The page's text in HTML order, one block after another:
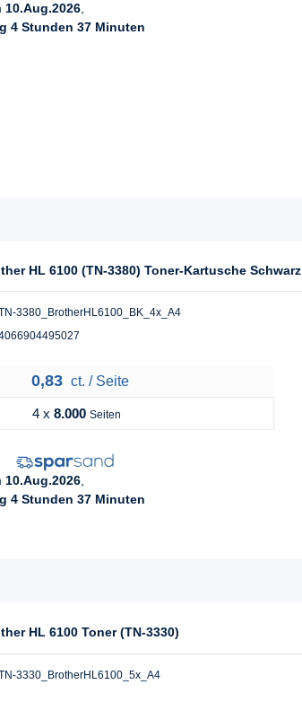
10.Aug.2026,
4 Stunden 37 Minuten
HL 6100 (TN-3380) Toner-Kartusche Schwarz
3380_BrotherHL6100_BK_4x_A4
0,83 ct. / Seite
4 x 8.000 Seiten
10.Aug.2026
4 Stunden 37 Minuten
HL 6100 Toner (TN-3330)
3330_BrotherHL6100_5x_A4